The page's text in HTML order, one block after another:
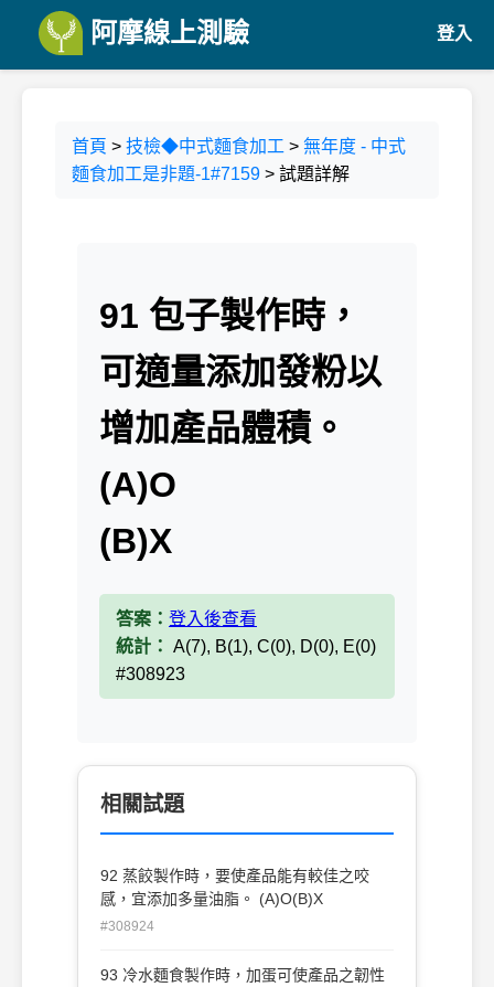
阿摩線上測驗 登入
首頁 > 技檢◆中式麵食加工 > 無年度 - 中式
麵食加工是非題-1#7159 > 試題詳解
91 包子製作時，
可適量添加發粉以
增加產品體積。
(A)O
(B)X
答案： 登入後查看
統計： A(7), B(1), C(0), D(0), E(0)
#308923
相關試題
92 蒸餃製作時，要使產品能有較佳之咬
感，宜添加多量油脂。 (A)O(B)X
#308924
93 冷水麵食製作時，加蛋可使產品之韌性